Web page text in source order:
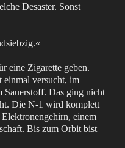
Desaster. Sonst
eine Zigarette geben.
einmal versucht, im
Sauerstoff. Das ging nicht
Die N-1 wird komplett
einem
Bis zum Orbit bist